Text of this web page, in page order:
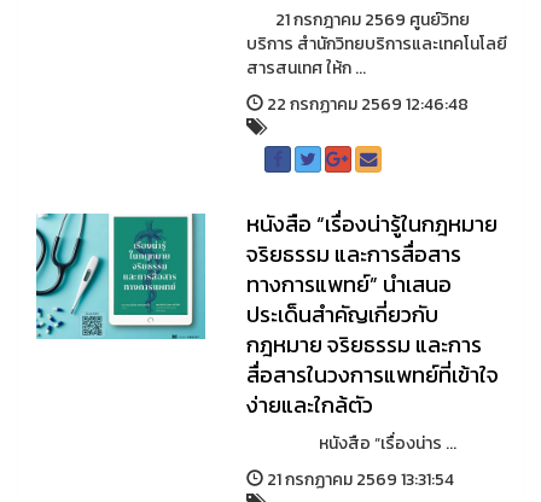
21 กรกฎาคม 2569 ศูนย์วิทย
บริการ สำนักวิทยบริการและเทคโนโลยี
สารสนเทศ ให้ก ...
22 กรกฏาคม 2569 12:46:48
หนังสือ “เรื่องน่ารู้ในกฎหมาย
จริยธรรม และการสื่อสาร
ทางการแพทย์” นำเสนอ
ประเด็นสำคัญเกี่ยวกับ
กฎหมาย จริยธรรม และการ
สื่อสารในวงการแพทย์ที่เข้าใจ
ง่ายและใกล้ตัว
หนังสือ “เรื่องน่าร ...
21 กรกฏาคม 2569 13:31:54